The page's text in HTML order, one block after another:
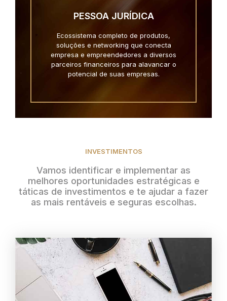
PESSOA JURÍDICA
Ecossistema completo de produtos,
soluções e networking que conecta
empresa e empreendedores a diversos
parceiros financeiros para alavancar o
potencial de suas empresas.
INVESTIMENTOS
Vamos identificar e implementar as
melhores oportunidades estratégicas e
táticas de investimentos e te ajudar a fazer
as mais rentáveis e seguras escolhas.